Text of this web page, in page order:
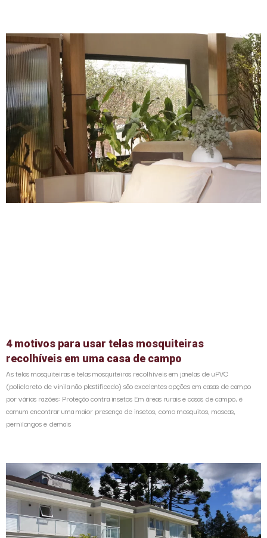
4 motivos para usar telas mosquiteiras
recolhíveis em uma casa de campo
As telas mosquiteiras e telas mosquiteiras recolhíveis em janelas de uPVC
(policloreto de vinila não plastificado) são excelentes opções em casas de campo
por várias razões: Proteção contra insetos Em áreas rurais e casas de campo, é
comum encontrar uma maior presença de insetos, como mosquitos, moscas,
pernilongos e demais